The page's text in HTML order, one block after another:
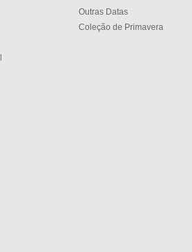
Outras Datas
Coleção de Primavera